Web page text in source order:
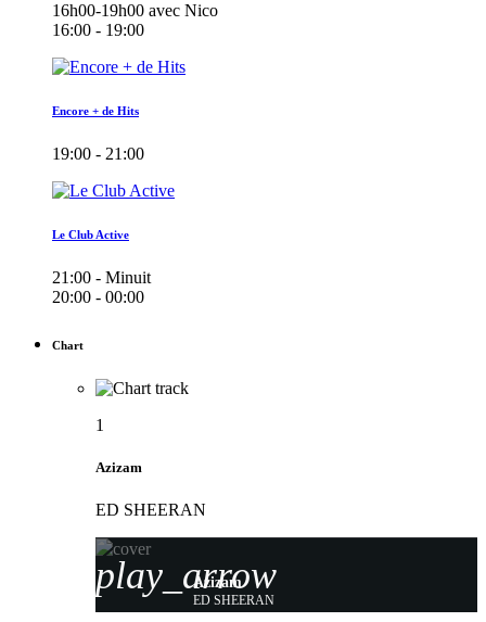
16h00-19h00 avec Nico
16:00 - 19:00
Encore + de Hits
19:00 - 21:00
Le Club Active
21:00 - Minuit
20:00 - 00:00
Chart
1
Azizam
ED SHEERAN
play_arrow
Azizam
ED SHEERAN